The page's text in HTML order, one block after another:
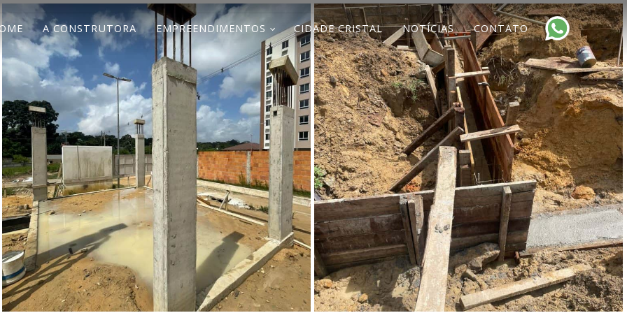
A CONSTRUTORA EMPREENDIMENTOS CIDADE CRISTAL NOTÍCIAS CONTATO